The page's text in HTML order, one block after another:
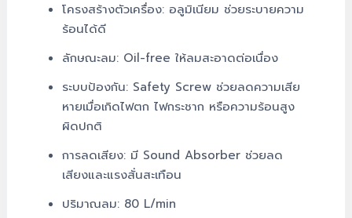
โครงสร้างตัวเครื่อง: อลูมิเนียม ช่วยระบายความ
ร้อนได้ดี
ลักษณะลม: Oil-free ให้ลมสะอาดต่อเนื่อง
ระบบป้องกัน: Safety Screw ช่วยลดความเสีย
หายเมื่อเกิดไฟตก ไฟกระชาก หรือความร้อนสูง
ผิดปกติ
การลดเสียง: มี Sound Absorber ช่วยลด
เสียงและแรงสั่นสะเทือน
ปริมาณลม: 80 L/min